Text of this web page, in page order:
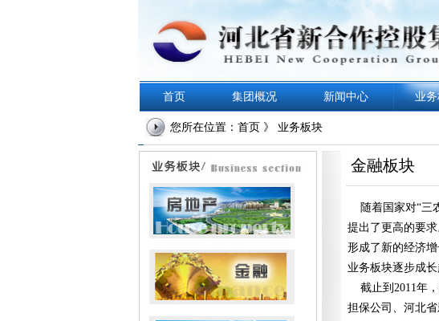
首页 集团概况 新闻中心 业
您所在位置：首页 》 业务板块
金融板块
随着国家对“三
提出了更高的要
形成了新的经济
业务板块逐步成长
截止到2011年，
担保公司、河北